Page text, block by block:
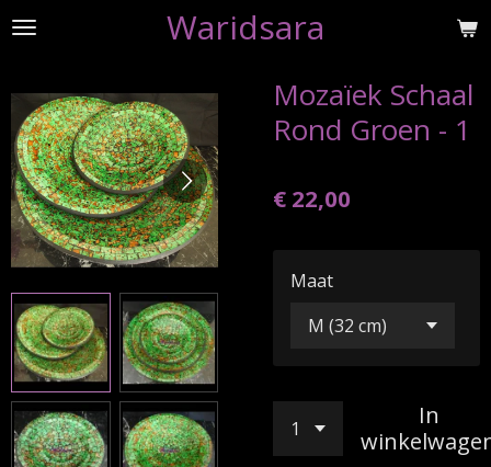
Ga
hoofdinhoud
Waridsara
Mozaïek Schaal
Rond Groen - 1
€ 22,00
Maat
In